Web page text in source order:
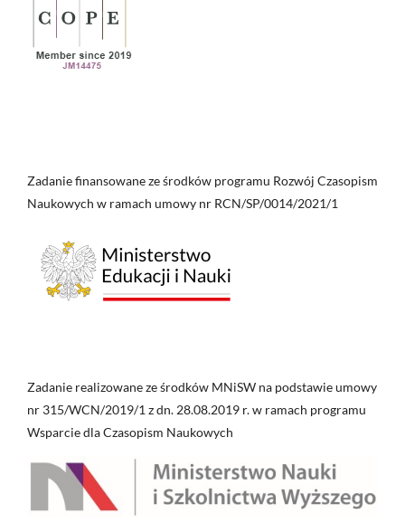
Zadanie finansowane ze środków programu Rozwój Czasopism
Naukowych w ramach umowy nr RCN/SP/0014/2021/1
Zadanie realizowane ze środków MNiSW na podstawie umowy
nr 315/WCN/2019/1 z dn. 28.08.2019 r. w ramach programu
Wsparcie dla Czasopism Naukowych